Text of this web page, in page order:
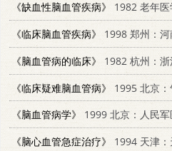
《缺血性脑血管疾病》
1982 老年
《临床脑血管疾病》
1998 郑州：河
《脑血管病的临床》
1982 杭州：
《临床疑难脑血管病》
1995 北京
《脑血管病学》
1999 北京：人民
《脑心血管急症治疗》
1994 天津：天